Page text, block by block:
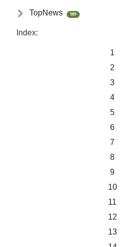
TopNews 589
Index:
1
2
3
4
5
6
7
8
9
10
11
12
13